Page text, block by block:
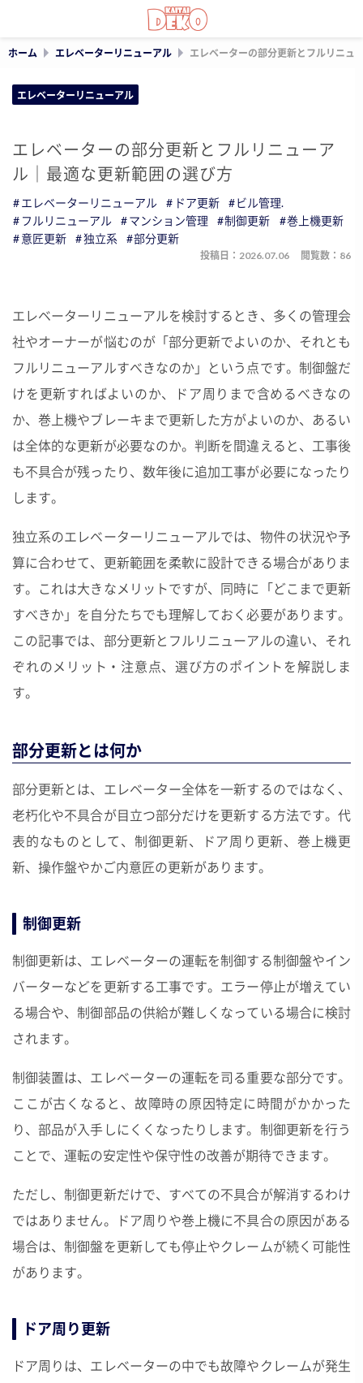
ホーム エレベーターリニューアル エレベーターの部分更新とフルリニュ
エレベーターリニューアル
エレベーターの部分更新とフルリニューア
ル｜最適な更新範囲の選び方
エレベーターリニューアル ドア更新
ビル管理.
フルリニューアル
マンション管理 制御更新
巻上機更新
意匠更新
独立系 部分更新
投稿日：2026.07.06 閲覧数：86
エレベーターリニューアルを検討するとき、多くの管理会
社やオーナーが悩むのが「部分更新でよいのか、それとも
フルリニューアルすべきなのか」という点です。制御盤だ
けを更新すればよいのか、ドア周りまで含めるべきなの
か、巻上機やブレーキまで更新した方がよいのか、あるい
は全体的な更新が必要なのか。判断を間違えると、工事後
も不具合が残ったり、数年後に追加工事が必要になったり
します。
独立系のエレベーターリニューアルでは、物件の状況や予
算に合わせて、更新範囲を柔軟に設計できる場合がありま
す。これは大きなメリットですが、同時に「どこまで更新
すべきか」を自分たちでも理解しておく必要があります。
この記事では、部分更新とフルリニューアルの違い、それ
ぞれのメリット・注意点、選び方のポイントを解説しま
す。
部分更新とは何か
部分更新とは、エレベーター全体を一新するのではなく、
老朽化や不具合が目立つ部分だけを更新する方法です。代
表的なものとして、制御更新、ドア周り更新、巻上機更
新、操作盤やかご内意匠の更新があります。
制御更新
制御更新は、エレベーターの運転を制御する制御盤やイン
バーターなどを更新する工事です。エラー停止が増えてい
る場合や、制御部品の供給が難しくなっている場合に検討
されます。
制御装置は、エレベーターの運転を司る重要な部分です。
ここが古くなると、故障時の原因特定に時間がかかった
り、部品が入手しにくくなったりします。制御更新を行う
ことで、運転の安定性や保守性の改善が期待できます。
ただし、制御更新だけで、すべての不具合が解消するわけ
ではありません。ドア周りや巻上機に不具合の原因がある
場合は、制御盤を更新しても停止やクレームが続く可能性
があります。
ドア周り更新
ドア周りは、エレベーターの中でも故障やクレームが発生